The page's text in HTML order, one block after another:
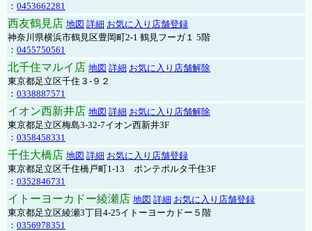
： 0453662281
西友鶴見店 地図 詳細 お気に入り店舗登録
神奈川県横浜市鶴見区豊岡町2-1 鶴見フーガ１ 5階
： 0455750561
北千住マルイ店 地図 詳細 お気に入り店舗解除
東京都足立区千住３-９２
： 0338887571
イオン西新井店 地図 詳細 お気に入り店舗解除
東京都足立区梅島3-32-7イオン西新井3F
： 0358458331
千住大橋店 地図 詳細 お気に入り店舗登録
東京都足立区千住橋戸町1-13 ポンテポルタ千住3F
： 0352846731
イトーヨーカドー綾瀬店 地図 詳細 お気に入り店舗登録
東京都足立区綾瀬3丁目4-25イトーヨーカドー５階
： 0356978351